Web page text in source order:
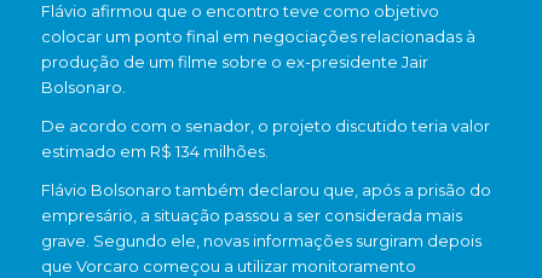
Flávio afirmou que o encontro teve como objetivo
colocar um ponto final em negociações relacionadas à
produção de um filme sobre o ex-presidente Jair
Bolsonaro.
De acordo com o senador, o projeto discutido teria valor
estimado em R$ 134 milhões.
Flávio Bolsonaro também declarou que, após a prisão do
empresário, a situação passou a ser considerada mais
grave. Segundo ele, novas informações surgiram depois
que Vorcaro começou a utilizar monitoramento